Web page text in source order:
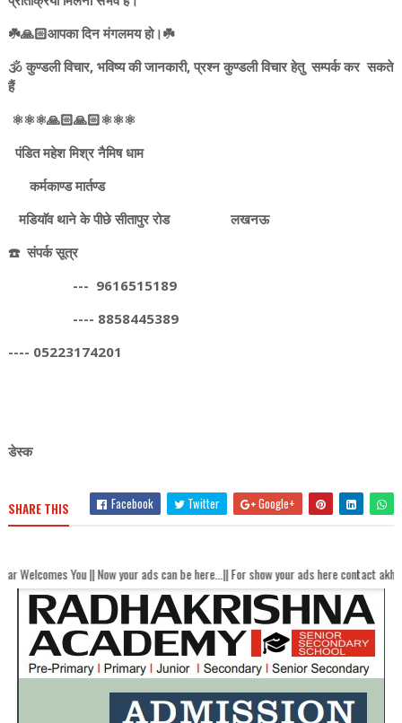
☘️🙏🏻आपका दिन मंगलमय हो।☘️
🕉️ कुण्डली विचार, भविष्य की जानकारी, प्रश्न कुण्डली विचार हेतु सम्पर्क कर सकते
हैं
⚛️⚛️⚛️🙏🏻🙏🏻⚛️⚛️⚛️
पंडित महेश मिश्र नैमिष धाम
कर्मकाण्ड मार्तण्ड
मडियाॅव थाने के पीछे सीतापुर रोड लखनऊ
☎️ संपर्क सूत्र
--- 9616515189
---- 8858445389
---- 05223174201
डेस्क
SHARE THIS Facebook Twitter Google+
your ads can be here...|| For show your ads here contact